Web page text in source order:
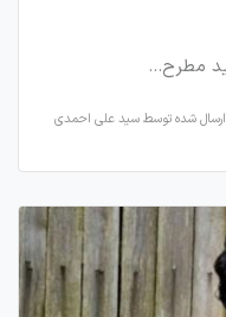
مطرح…
ارسال شده توسطسید علی احمدی